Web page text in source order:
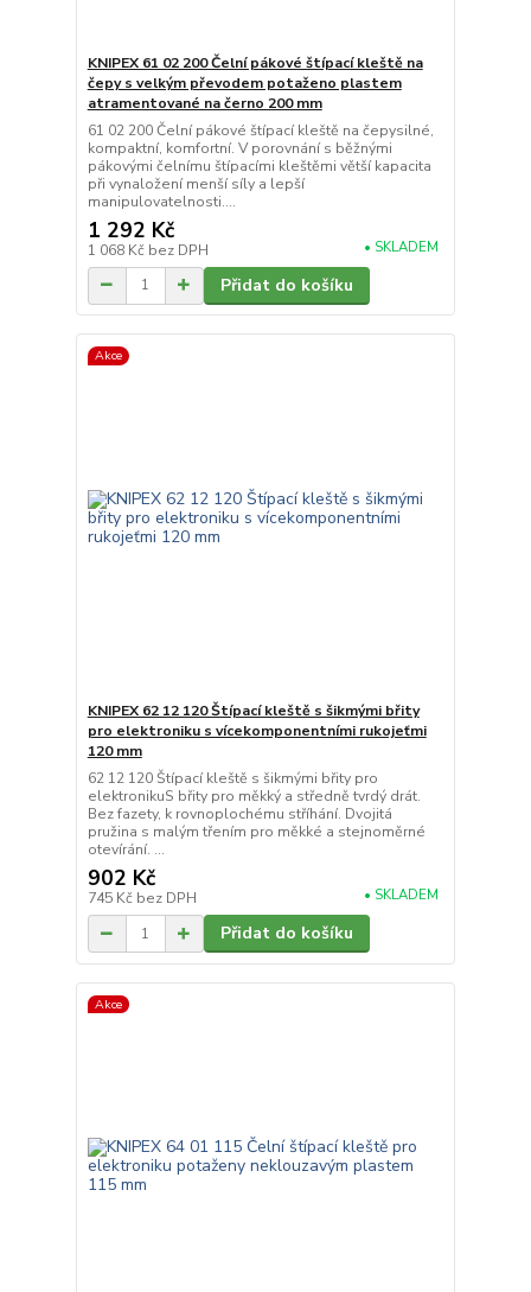
KNIPEX 61 02 200 Čelní pákové štípací kleště na
čepy s velkým převodem potaženo plastem
atramentované na černo 200 mm
61 02 200 Čelní pákové štípací kleště na čepysilné,
kompaktní, komfortní. V porovnání s běžnými
pákovými čelnímu štípacími kleštěmi větší kapacita
při vynaložení menší síly a lepší
manipulovatelnosti....
1 292 Kč
1 068 Kč bez DPH • SKLADEM
Přidat do košíku
Akce
KNIPEX 62 12 120 Štípací kleště s šikmými břity
pro elektroniku s vícekomponentními rukojeťmi
120 mm
62 12 120 Štípací kleště s šikmými břity pro
elektronikuS břity pro měkký a středně tvrdý drát.
Bez fazety, k rovnoplochému stříhání. Dvojitá
pružina s malým třením pro měkké a stejnoměrné
otevírání. ...
902 Kč
745 Kč bez DPH • SKLADEM
Přidat do košíku
Akce